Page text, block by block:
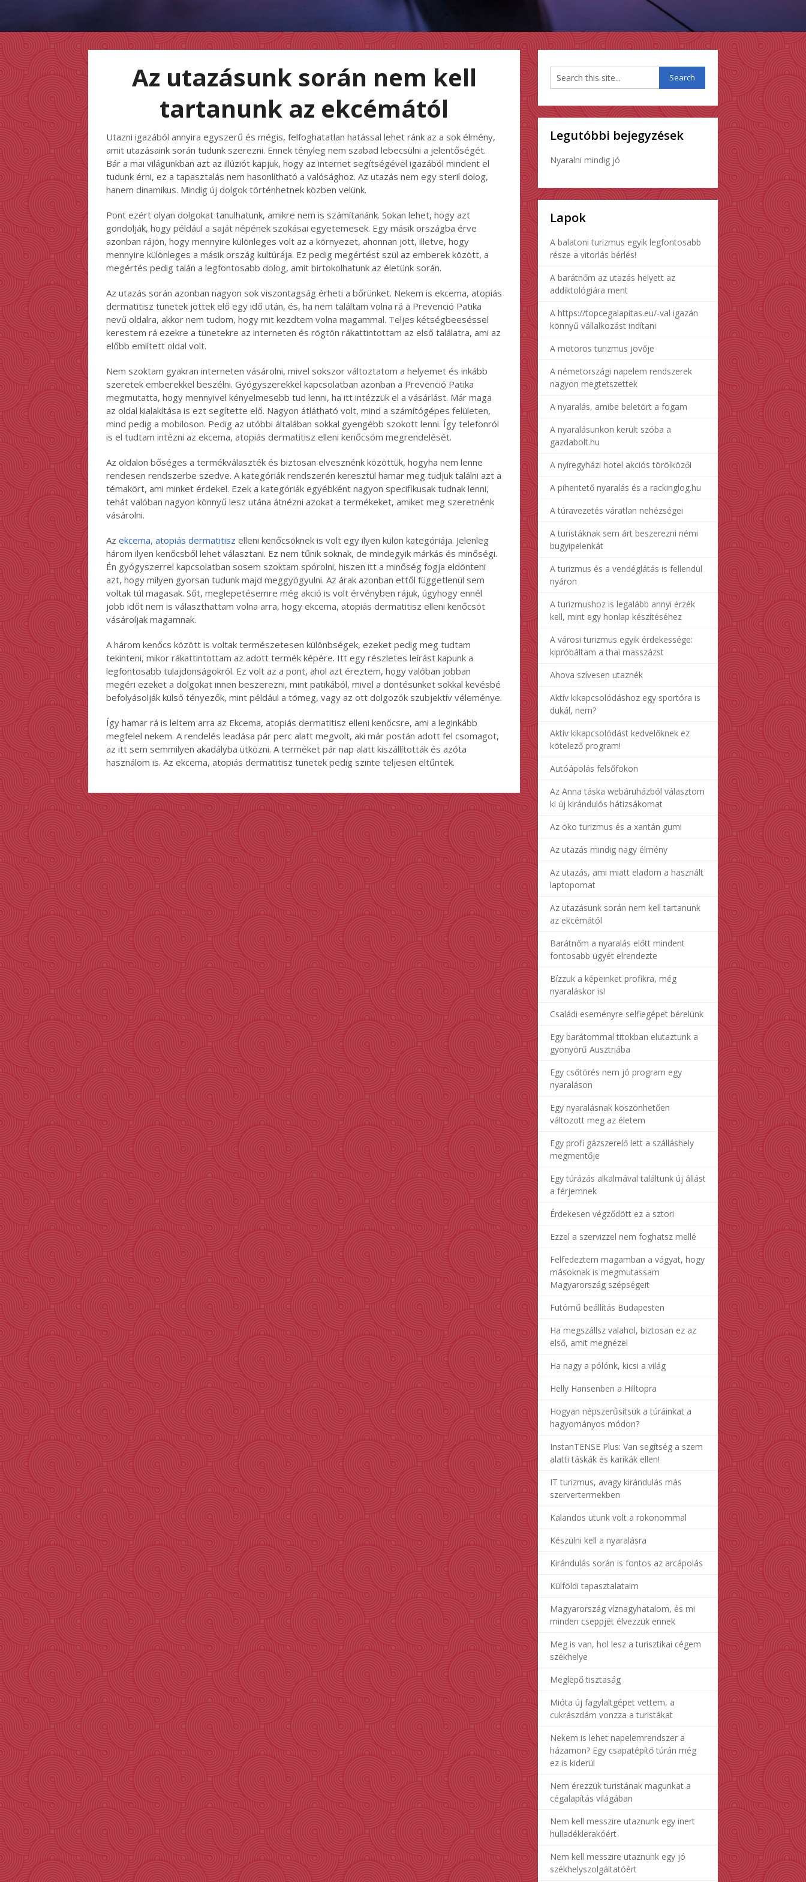
Az utazásunk során nem kell
tartanunk az ekcémától
Utazni igazából annyira egyszerű és mégis, felfoghatatlan hatással lehet ránk az a sok élmény,
amit utazásaink során tudunk szerezni. Ennek tényleg nem szabad lebecsülni a jelentőségét.
Bár a mai világunkban azt az illúziót kapjuk, hogy az internet segítségével igazából mindent el
tudunk érni, ez a tapasztalás nem hasonlítható a valósághoz. Az utazás nem egy steril dolog,
hanem dinamikus. Mindig új dolgok történhetnek közben velünk.
Pont ezért olyan dolgokat tanulhatunk, amikre nem is számítanánk. Sokan lehet, hogy azt
gondolják, hogy például a saját népének szokásai egyetemesek. Egy másik országba érve
azonban rájön, hogy mennyire különleges volt az a környezet, ahonnan jött, illetve, hogy
mennyire különleges a másik ország kultúrája. Ez pedig megértést szül az emberek között, a
megértés pedig talán a legfontosabb dolog, amit birtokolhatunk az életünk során.
Az utazás során azonban nagyon sok viszontagság érheti a bőrünket. Nekem is ekcema, atopiás
dermatitisz tünetek jöttek elő egy idő után, és, ha nem találtam volna rá a Prevenció Patika
nevű oldalra, akkor nem tudom, hogy mit kezdtem volna magammal. Teljes kétségbeeséssel
kerestem rá ezekre a tünetekre az interneten és rögtön rákattintottam az első találatra, ami az
előbb említett oldal volt.
Nem szoktam gyakran interneten vásárolni, mivel sokszor változtatom a helyemet és inkább
szeretek emberekkel beszélni. Gyógyszerekkel kapcsolatban azonban a Prevenció Patika
megmutatta, hogy mennyivel kényelmesebb tud lenni, ha itt intézzük el a vásárlást. Már maga
az oldal kialakítása is ezt segítette elő. Nagyon átlátható volt, mind a számítógépes felületen,
mind pedig a mobiloson. Pedig az utóbbi általában sokkal gyengébb szokott lenni. Így telefonról
is el tudtam intézni az ekcema, atopiás dermatitisz elleni kenőcsöm megrendelését.
Az oldalon bőséges a termékválaszték és biztosan elvesznénk közöttük, hogyha nem lenne
rendesen rendszerbe szedve. A kategóriák rendszerén keresztül hamar meg tudjuk találni azt a
témakört, ami minket érdekel. Ezek a kategóriák egyébként nagyon specifikusak tudnak lenni,
tehát valóban nagyon könnyű lesz utána átnézni azokat a termékeket, amiket meg szeretnénk
vásárolni.
Az ekcema, atopiás dermatitisz elleni kenőcsöknek is volt egy ilyen külön kategóriája. Jelenleg
három ilyen kenőcsből lehet választani. Ez nem tűnik soknak, de mindegyik márkás és minőségi.
Én gyógyszerrel kapcsolatban sosem szoktam spórolni, hiszen itt a minőség fogja eldönteni
azt, hogy milyen gyorsan tudunk majd meggyógyulni. Az árak azonban ettől függetlenül sem
voltak túl magasak. Sőt, meglepetésemre még akció is volt érvényben rájuk, úgyhogy ennél
jobb időt nem is választhattam volna arra, hogy ekcema, atopiás dermatitisz elleni kenőcsöt
vásároljak magamnak.
A három kenőcs között is voltak természetesen különbségek, ezeket pedig meg tudtam
tekinteni, mikor rákattintottam az adott termék képére. Itt egy részletes leírást kapunk a
legfontosabb tulajdonságokról. Ez volt az a pont, ahol azt éreztem, hogy valóban jobban
megéri ezeket a dolgokat innen beszerezni, mint patikából, mivel a döntésünket sokkal kevésbé
befolyásolják külső tényezők, mint például a tömeg, vagy az ott dolgozók szubjektív véleménye.
Így hamar rá is leltem arra az Ekcema, atopiás dermatitisz elleni kenőcsre, ami a leginkább
megfelel nekem. A rendelés leadása pár perc alatt megvolt, aki már postán adott fel csomagot,
az itt sem semmilyen akadályba ütközni. A terméket pár nap alatt kiszállították és azóta
használom is. Az ekcema, atopiás dermatitisz tünetek pedig szinte teljesen eltűntek.
Legutóbbi bejegyzések
Nyaralni mindig jó
Lapok
A balatoni turizmus egyik legfontosabb
része a vitorlás bérlés!
A barátnőm az utazás helyett az
addiktológiára ment
A https://topcegalapitas.eu/-val igazán
könnyű vállalkozást indítani
A motoros turizmus jövője
A németországi napelem rendszerek
nagyon megtetszettek
A nyaralás, amibe beletört a fogam
A nyaralásunkon került szóba a
gazdabolt.hu
A nyíregyházi hotel akciós törölközői
A pihentető nyaralás és a rackinglog.hu
A túravezetés váratlan nehézségei
A turistáknak sem árt beszerezni némi
bugyipelenkát
A turizmus és a vendéglátás is fellendül
nyáron
A turizmushoz is legalább annyi érzék
kell, mint egy honlap készítéséhez
A városi turizmus egyik érdekessége:
kipróbáltam a thai masszázst
Ahova szívesen utaznék
Aktív kikapcsolódáshoz egy sportóra is
dukál, nem?
Aktív kikapcsolódást kedvelőknek ez
kötelező program!
Autóápolás felsőfokon
Az Anna táska webáruházból választom
ki új kirándulós hátizsákomat
Az öko turizmus és a xantán gumi
Az utazás mindig nagy élmény
Az utazás, ami miatt eladom a használt
laptopomat
Az utazásunk során nem kell tartanunk
az ekcémától
Barátnőm a nyaralás előtt mindent
fontosabb ügyét elrendezte
Bízzuk a képeinket profikra, még
nyaraláskor is!
Családi eseményre selfiegépet bérelünk
Egy barátommal titokban elutaztunk a
gyönyörű Ausztriába
Egy csőtörés nem jó program egy
nyaraláson
Egy nyaralásnak köszönhetően
változott meg az életem
Egy profi gázszerelő lett a szálláshely
megmentője
Egy túrázás alkalmával találtunk új állást
a férjemnek
Érdekesen végződött ez a sztori
Ezzel a szervizzel nem foghatsz mellé
Felfedeztem magamban a vágyat, hogy
másoknak is megmutassam
Magyarország szépségeit
Futómű beállítás Budapesten
Ha megszállsz valahol, biztosan ez az
első, amit megnézel
Ha nagy a pólónk, kicsi a világ
Helly Hansenben a Hilltopra
Hogyan népszerűsítsük a túráinkat a
hagyományos módon?
InstanTENSE Plus: Van segítség a szem
alatti táskák és karikák ellen!
IT turizmus, avagy kirándulás más
szervertermekben
Kalandos utunk volt a rokonommal
Készülni kell a nyaralásra
Kirándulás során is fontos az arcápolás
Külföldi tapasztalataim
Magyarország víznagyhatalom, és mi
minden cseppjét élvezzük ennek
Meg is van, hol lesz a turisztikai cégem
székhelye
Meglepő tisztaság
Mióta új fagylaltgépet vettem, a
cukrászdám vonzza a turistákat
Nekem is lehet napelemrendszer a
házamon? Egy csapatépítő túrán még
ez is kiderül
Nem érezzük turistának magunkat a
cégalapítás világában
Nem kell messzire utaznunk egy inert
hulladéklerakóért
Nem kell messzire utaznunk egy jó
székhelyszolgáltatóért